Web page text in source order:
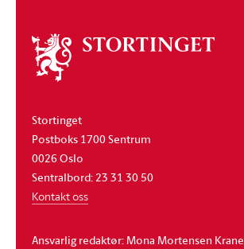
Om
stortinget
Stortinget
Postboks 1700 Sentrum
0026 Oslo
Sentralbord: 23 31 30 50
Kontakt oss
Ansvarlig redaktør: Mona Mortensen Krane